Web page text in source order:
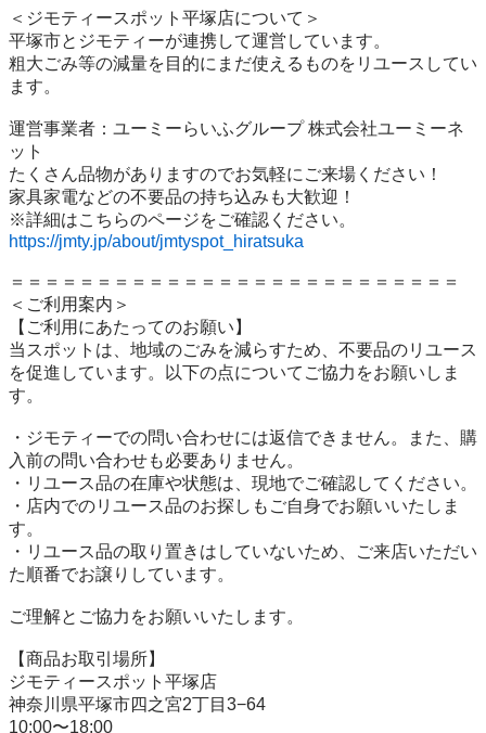
＜ジモティースポット平塚店について＞
平塚市とジモティーが連携して運営しています。
粗⼤ごみ等の減量を⽬的にまだ使えるものをリユースしてい
ます。
運営事業者：ユーミーらいふグループ 株式会社ユーミーネ
ット
たくさん品物がありますのでお気軽にご来場ください！
家具家電などの不要品の持ち込みも大歓迎！
https://jmty.jp/about/jmtyspot_hiratsuka
＝＝＝＝＝＝＝＝＝＝＝＝＝＝＝＝＝＝＝＝＝＝＝＝＝＝
＜ご利用案内＞
【ご利用にあたってのお願い】
当スポットは、地域のごみを減らすため、不要品のリユース
を促進しています。以下の点についてご協力をお願いしま
す。
・ジモティーでの問い合わせには返信できません。また、購
入前の問い合わせも必要ありません。
・リユース品の在庫や状態は、現地でご確認してください。
・店内でのリユース品のお探しもご自身でお願いいたしま
す。
・リユース品の取り置きはしていないため、ご来店いただい
た順番でお譲りしています。
ご理解とご協力をお願いいたします。
【商品お取引場所】
ジモティースポット平塚店
神奈川県平塚市四之宮2丁目3−64
10:00〜18:00